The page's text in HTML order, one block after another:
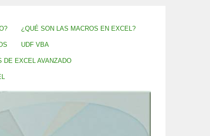
¿QUÉ SON LAS MACROS EN EXCEL?
UDF VBA
DE EXCEL AVANZADO